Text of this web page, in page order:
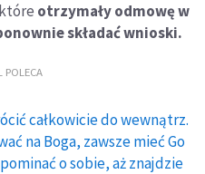
otrzymały odmowę w
składać wnioski.
POLECA
całkowicie do wewnątrz.
na Boga, zawsze mieć Go
o sobie, aż znajdzie